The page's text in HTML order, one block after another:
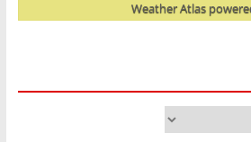
Weather Atlas